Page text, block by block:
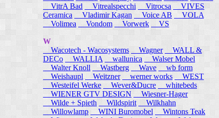
VitrA Bad
Vitrealspecchi Vitrocsa
VIVES
Ceramica
Vladimir Kagan Voice AB
VOLA
Volimea
Vondom Vorwerk VS
W
Wacotech - Wacosystems
Wagner
WALL &
DECo
WALLIA wallunica
Walser Mobel
Walter Knoll
Wastberg Wave
wb form
Weishaupl
Weitzner werner works
WEST
Westeifel Werke
Wever&Ducre
whitebeds
WIENER GTV DESIGN
Wiesner-Hager
Wilde + Spieth
Wildspirit
Wilkhahn
Willowlamp
WINI Buromobel
Wintons Teak